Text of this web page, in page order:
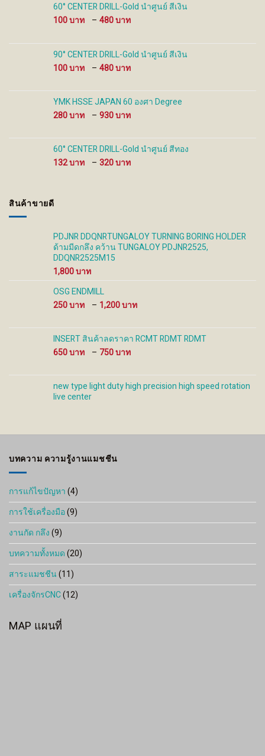
the
60° CENTER DRILL-Gold นำศูนย์ สีเงิน
100
– 480
100 ฿
through
480 ฿
90° CENTER DRILL-Gold นำศูนย์ สีเงิน
100
– 480
100 ฿
through
YMK HSSE JAPAN 60 องศา Degree
280
– 930
280 ฿
through
930 ฿
60° CENTER DRILL-Gold นำศูนย์ สีทอง
132
– 320
สินค้าขายดี
PDJNR DDQNRTUNGALOY TURNING BORING HOLDER
ด้ามมีดกลึง คว้าน TUNGALOY PDJNR2525,
DDQNR2525M15
1,800
OSG ENDMILL
250
– 1,200
250 ฿
through
INSERT สินค้าลดราคา RCMT RDMT RDMT
650
– 750
650 ฿
through
750 ฿
new type light duty high precision high speed rotation
live center
บทความ ความรู้งานแมชชีน
การแก้ไขปัญหา(4)
การใช้เครื่องมือ(9)
งานกัด กลึง(9)
บทความทั้งหมด(20)
สาระแมชชีน(11)
เครื่องจักรCNC(12)
MAP แผนที่